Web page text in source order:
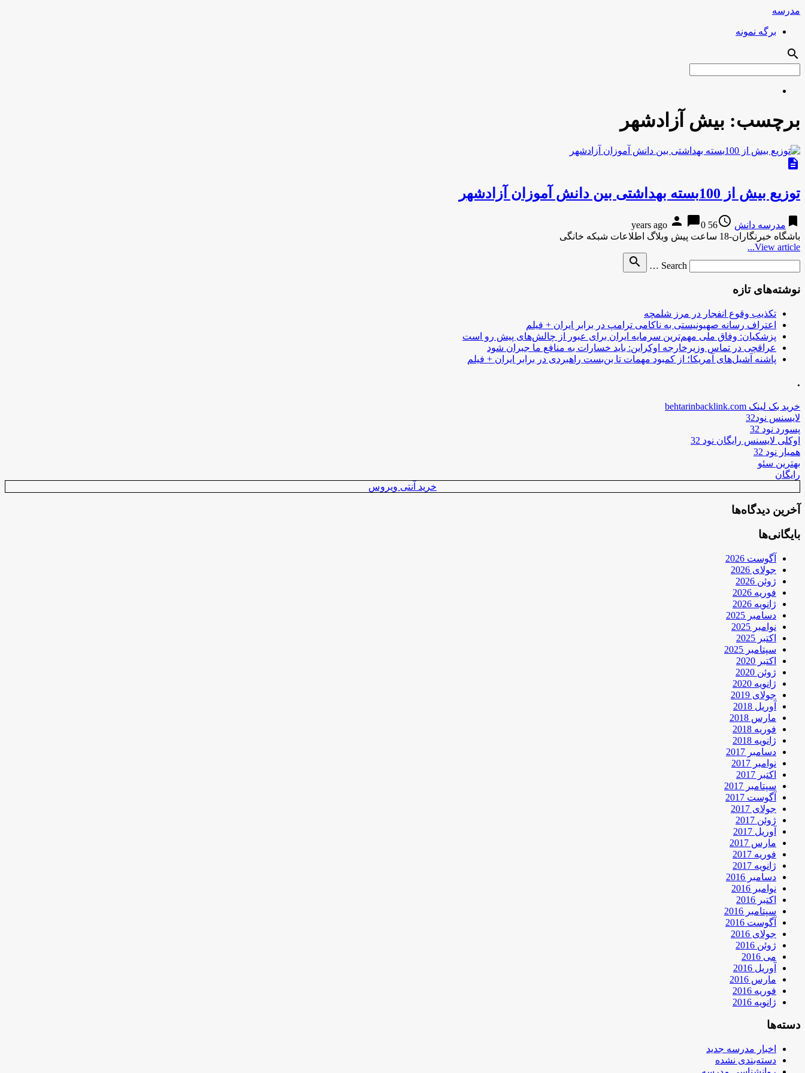
مدرسه
برگه نمونه
search
برچسب: بیش آزادشهر
description
توزیع بیش از 100بسته بهداشتی بین دانش آموزان آزادشهر
bookmark مدرسه دانش access_time
56 years ago
person chat_bubble0
باشگاه خبرنگاران-18 ساعت پیش وبلاگ اطلاعات شبکه خانگی
View article...
Search …
search
نوشته‌های تازه
تکذیب وقوع انفجار در مرز شلمچه
اعتراف رسانه صهیونیستی به ناکامی ترامپ در برابر ایران + فیلم
پزشکیان: وفاق ملی مهم‌ترین سرمایه ایران برای عبور از چالش‌های پیش رو است
عراقچی در تماس وزیرخارجه اوکراین: باید خسارات به منافع ما جبران شود
پاشنه آشیل‌های آمریکا؛ از کمبود مهمات تا بن‌بست راهبردی در برابر ایران + فیلم
.
خرید بک لینک behtarinbacklink.com
لایسنس نود32
پسورد نود 32
اوکلی لایسنس رایگان نود 32
همیار نود 32
بهترین سئو
رایگان
خرید آنتی ویروس
آخرین دیدگاه‌ها
بایگانی‌ها
آگوست 2026
جولای 2026
ژوئن 2026
فوریه 2026
ژانویه 2026
دسامبر 2025
نوامبر 2025
اکتبر 2025
سپتامبر 2025
اکتبر 2020
ژوئن 2020
ژانویه 2020
جولای 2019
آوریل 2018
مارس 2018
فوریه 2018
ژانویه 2018
دسامبر 2017
نوامبر 2017
اکتبر 2017
سپتامبر 2017
آگوست 2017
جولای 2017
ژوئن 2017
آوریل 2017
مارس 2017
فوریه 2017
ژانویه 2017
دسامبر 2016
نوامبر 2016
اکتبر 2016
سپتامبر 2016
آگوست 2016
جولای 2016
ژوئن 2016
می 2016
آوریل 2016
مارس 2016
فوریه 2016
ژانویه 2016
دسته‌ها
اخبار مدرسه جدید
دسته‌بندی نشده